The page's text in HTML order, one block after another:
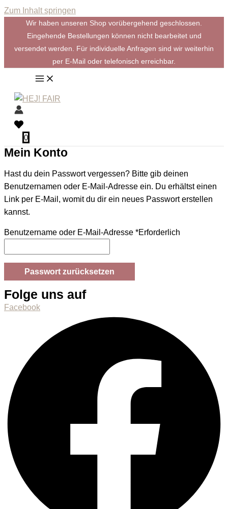
Zum Inhalt springen
Wir haben unseren Shop vorübergehend geschlossen.
Eingehende Bestellungen können nicht bearbeitet und
versendet werden. Für individuelle Anfragen sind wir weiterhin
per E-Mail oder telefonisch erreichbar.
0
Mein Konto
Hast du dein Passwort vergessen? Bitte gib deinen
Benutzernamen oder E-Mail-Adresse ein. Du erhältst einen
Link per E-Mail, womit du dir ein neues Passwort erstellen
kannst.
Benutzername oder E-Mail-Adresse *Erforderlich
Passwort zurücksetzen
Folge uns auf
Facebook